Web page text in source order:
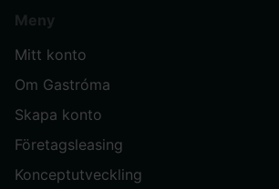
Meny
Mitt konto
Om Gastróma
Skapa konto
Företagsleasing
Konceptutveckling